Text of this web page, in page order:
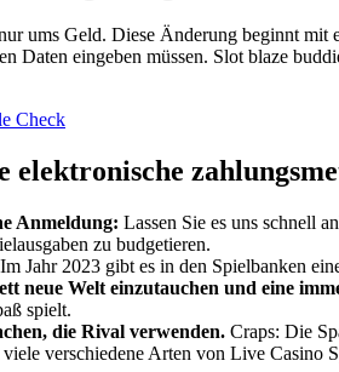
ums Geld. Diese Änderung beginnt
Daten eingeben müssen. Slot blaze
Check
elektronische
Anmeldung: Lassen Sie es uns schnell
zu budgetieren.
Im Jahr 2023 gibt es in den Spielbanken
neue Welt einzutauchen und eine
spielt.
die Rival verwenden. Craps: Die
verschiedene Arten von Live Casino